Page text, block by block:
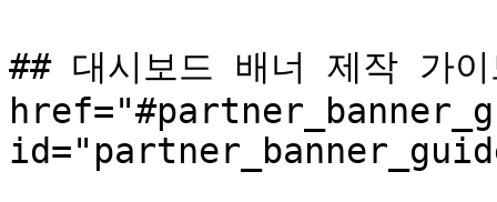
## 대시보드 배너 제작 가